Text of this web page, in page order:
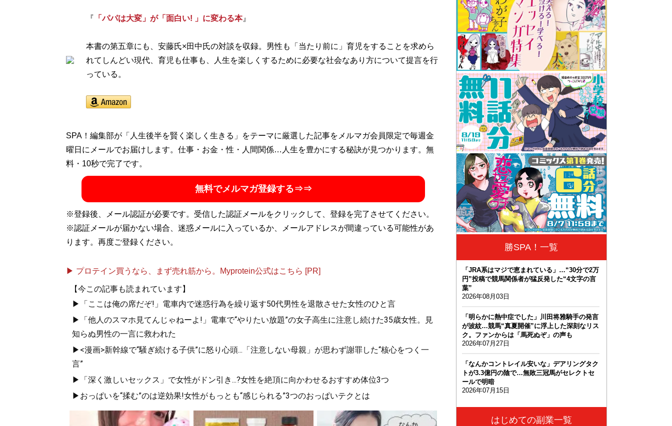
『 「パパは大変」が「面白い! 」に変わる本』
本書の第五章にも、安藤氏×田中氏の対談を収録。男性も「当たり前に」育児をすることを求めら
れてしんどい現代、育児も仕事も、人生を楽しくするために必要な社会なあり方について提言を行
っている。
SPA！編集部が「人生後半を賢く楽しく生きる」をテーマに厳選した記事をメルマガ会員限定で毎週金
曜日にメールでお届けします。仕事・お金・性・人間関係…人生を豊かにする秘訣が見つかります。無
料・10秒で完了です。
無料でメルマガ登録する⇒⇒
※登録後、メール認証が必要です。受信した認証メールをクリックして、登録を完了させてください。
※認証メールが届かない場合、迷惑メールに入っているか、メールアドレスが間違っている可能性があ
ります。再度ご登録ください。
▶ プロテイン買うなら、まず売れ筋から。Myprotein公式はこちら [PR]
【今この記事も読まれています】
▶「ここは俺の席だぞ!」電車内で迷惑行為を繰り返す50代男性を退散させた女性のひと言
▶「他人のスマホ見てんじゃねーよ!」電車で“やりたい放題”の女子高生に注意し続けた35歳女性。見
知らぬ男性の一言に救われた
▶<漫画>新幹線で“騒ぎ続ける子供”に怒り心頭...「注意しない母親」が思わず謝罪した“核心をつく一
言”
▶「深く激しいセックス」で女性がドン引き...?女性を絶頂に向かわせるおすすめ体位3つ
▶おっぱいを“揉む”のは逆効果!女性がもっとも“感じられる”3つのおっぱいテクとは
勝SPA！一覧
「JRA系はマジで恵まれている」…“30分で2万
円”投稿で競馬関係者が猛反発した“4文字の言
葉”
2026年08月03日
「明らかに熱中症でした」川田将雅騎手の発言
が波紋…競馬“真夏開催”に浮上した深刻なリス
ク。ファンからは「馬死ぬぞ」の声も
2026年07月27日
「なんかコントレイル安いな」デアリングタク
トが3.3億円の陰で…無敗三冠馬がセレクトセ
ールで明暗
2026年07月15日
はじめての副業一覧